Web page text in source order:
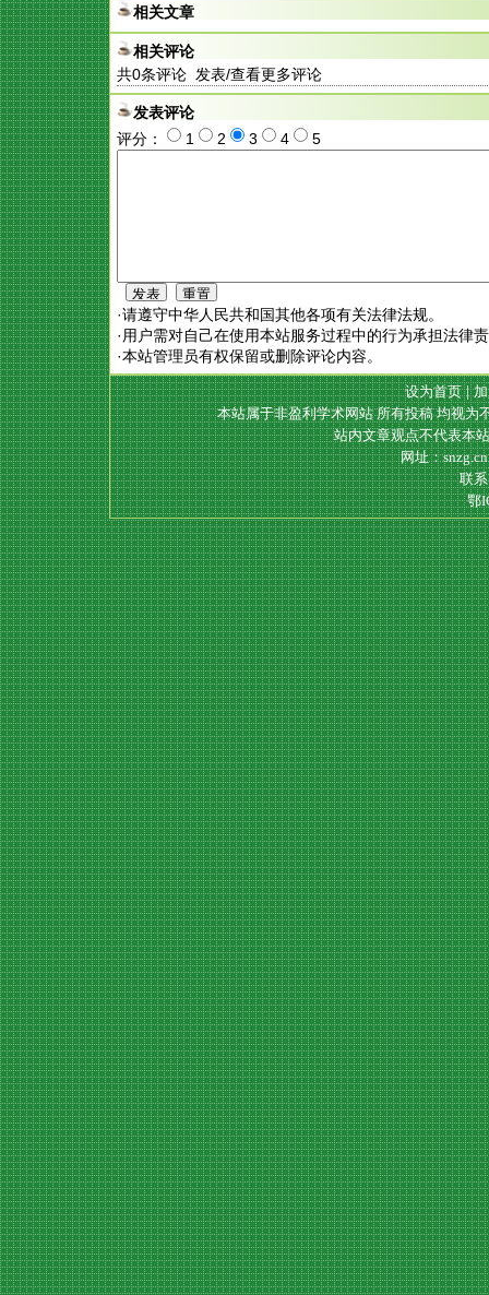
相关文章
相关评论
共0条评论 发表/查看更多评论
发表评论
评分：
1 2 3 4 5
·请遵守中华人民共和国其他各项有关法律法规。
·用户需对自己在使用本站服务过程中的行为承担法律
·本站管理员有权保留或删除评论内容。
设为首页|
本站属于非盈利学术网站 所有投稿 均视为
站内文章观点不代表本
网址：
联
鄂